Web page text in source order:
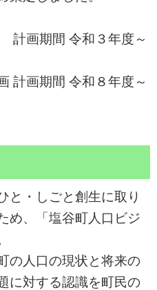
画期間 令和３年度～
計画期間 令和８年度～
と・しごと創生に取り
め、「塩谷町人口ビジ
の人口の現状と将来の
に対する認識を町民の